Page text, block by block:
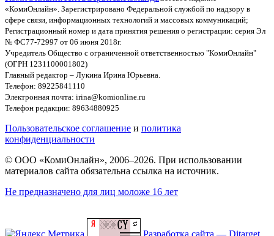
«КомиОнлайн». Зарегистрировано Федеральной службой по надзору в
сфере связи, информационных технологий и массовых коммуникаций;
Регистрационный номер и дата принятия решения о регистрации: серия Эл
№ ФС77-72997 от 06 июня 2018г.
Учредитель Общество с ограниченной ответственностью "КомиОнлайн"
(ОГРН 1231100001802)
Главный редактор – Лукина Ирина Юрьевна.
Телефон: 89225841110
Электронная почта: irina@komionline.ru
Телефон редакции: 89634880925
Пользовательское соглашение и политика
конфиденциальности
© ООО «КомиОнлайн», 2006–2026. При использовании
материалов сайта обязательна ссылка на источник.
Не предназначено для лиц моложе 16 лет
Разработка сайта — Ditarget